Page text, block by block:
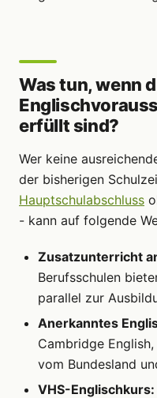
Was tun, wenn
erfüllt sind?
Wer keine
der bisherigen
Hauptschulabschluss
- kann auf folgende
Zusatzunterricht
Berufsschulen
parallel zur
Anerkanntes
Cambridge
vom Bundesland
VHS-Englischkurs: